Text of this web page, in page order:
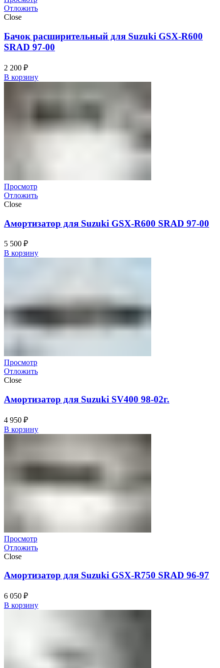
Отложить
Close
Бачок расширительный для Suzuki GSX-R600
SRAD 97-00
2 200 ₽
В корзину
Просмотр
Отложить
Close
Амортизатор для Suzuki GSX-R600 SRAD 97-00
5 500 ₽
В корзину
Просмотр
Отложить
Close
Амортизатор для Suzuki SV400 98-02г.
4 950 ₽
В корзину
Просмотр
Отложить
Close
Амортизатор для Suzuki GSX-R750 SRAD 96-97
6 050 ₽
В корзину